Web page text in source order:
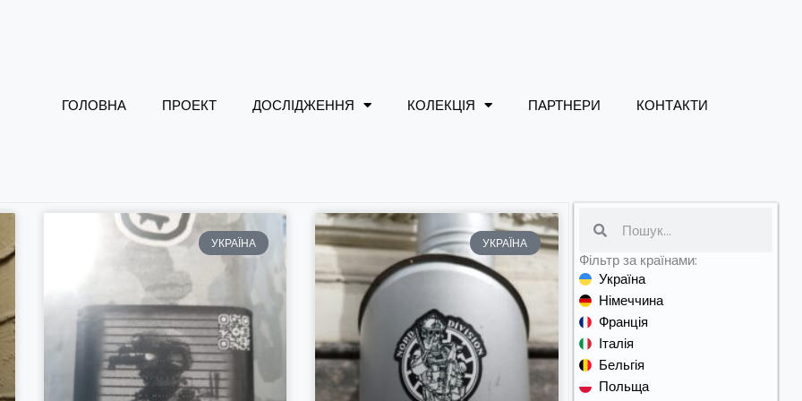
ГОЛОВНА ПРОЕКТ ДОСЛІДЖЕННЯ КОЛЕКЦІЯ ПАРТНЕРИ КОНТАКТИ
УКРАЇНА УКРАЇНА
Фільтр за країнами:
Україна
Німеччина
Франція
Італія
Бельгія
Польща